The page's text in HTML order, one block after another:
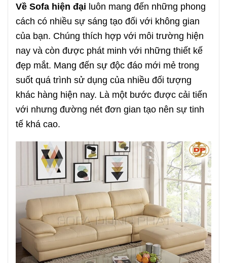
Về Sofa hiện đại luôn mang đến những phong
cách có nhiều sự sáng tạo đối với không gian
của bạn. Chúng thích hợp với môi trường hiện
nay và còn được phát minh với những thiết kế
đẹp mắt. Mang đến sự độc đáo mới mẻ trong
suốt quá trình sử dụng của nhiều đối tượng
khác hàng hiện nay. Là một bước được cải tiến
với nhưng đường nét đơn gian tạo nên sự tinh
tế khá cao.